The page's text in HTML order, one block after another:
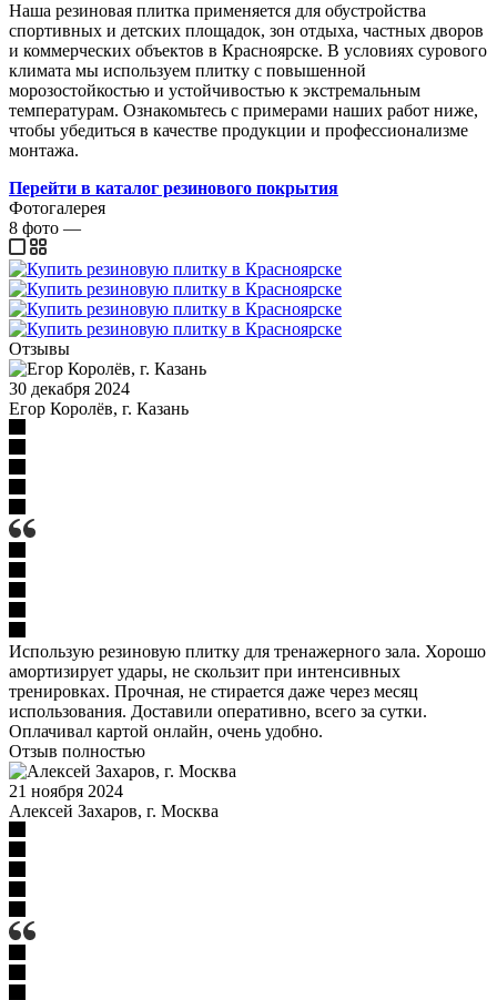
Наша резиновая плитка применяется для обустройства
спортивных и детских площадок, зон отдыха, частных дворов
и коммерческих объектов в Красноярске. В условиях сурового
климата мы используем плитку с повышенной
морозостойкостью и устойчивостью к экстремальным
температурам. Ознакомьтесь с примерами наших работ ниже,
чтобы убедиться в качестве продукции и профессионализме
монтажа.
Перейти в каталог резинового покрытия
Фотогалерея
8 фото —
Отзывы
30 декабря 2024
Егор Королёв, г. Казань
Использую резиновую плитку для тренажерного зала. Хорошо
амортизирует удары, не скользит при интенсивных
тренировках. Прочная, не стирается даже через месяц
использования. Доставили оперативно, всего за сутки.
Оплачивал картой онлайн, очень удобно.
Отзыв полностью
21 ноября 2024
Алексей Захаров, г. Москва